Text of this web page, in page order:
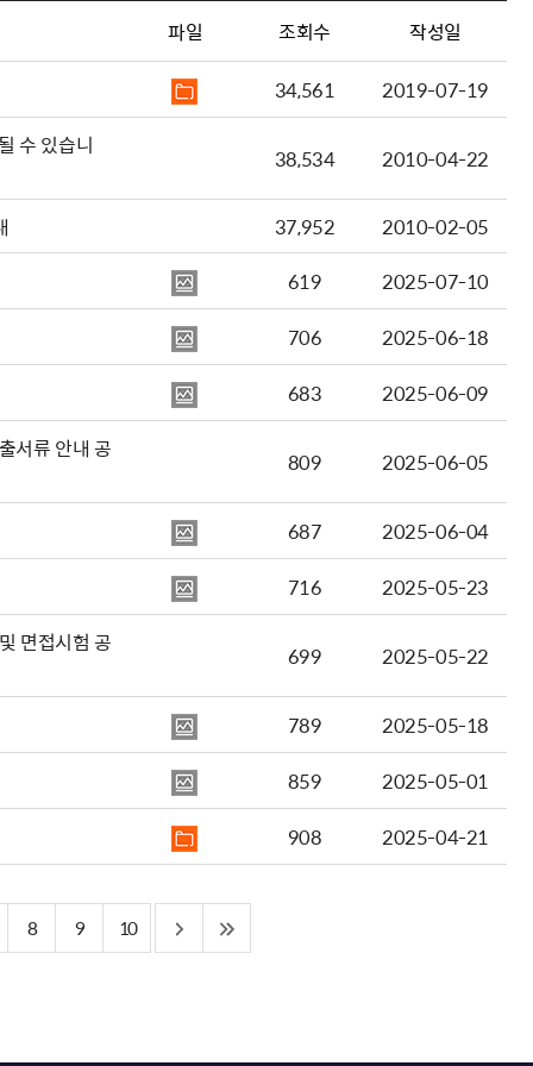
파일 조회수 작성일
34,561
2019-07-19
수 있습니
38,534 2010-04-22
37,952
2010-02-05
619
2025-07-10
706
2025-06-18
683
2025-06-09
서류 안내 공
809 2025-06-05
687
2025-06-04
716
2025-05-23
면접시험 공
699 2025-05-22
789
2025-05-18
859
2025-05-01
908
2025-04-21
8 9 10